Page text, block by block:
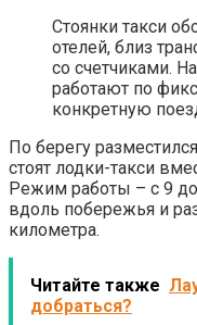
Стоянки такси
отелей, близ
со счетчиками.
работают по
конкретную
По берегу
стоят лодки-такси
Режим работы – с 9 до
вдоль побережья и
километра.
Читайте также
добраться?